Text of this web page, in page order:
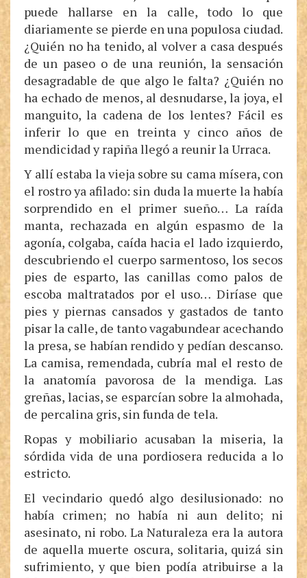
puede hallarse en la calle, todo lo que
diariamente se pierde en una populosa ciudad.
¿Quién no ha tenido, al volver a casa después
de un paseo o de una reunión, la sensación
desagradable de que algo le falta? ¿Quién no
ha echado de menos, al desnudarse, la joya, el
manguito, la cadena de los lentes? Fácil es
inferir lo que en treinta y cinco años de
mendicidad y rapiña llegó a reunir la Urraca.
Y allí estaba la vieja sobre su cama mísera, con
el rostro ya afilado: sin duda la muerte la había
sorprendido en el primer sueño… La raída
manta, rechazada en algún espasmo de la
agonía, colgaba, caída hacia el lado izquierdo,
descubriendo el cuerpo sarmentoso, los secos
pies de esparto, las canillas como palos de
escoba maltratados por el uso… Diríase que
pies y piernas cansados y gastados de tanto
pisar la calle, de tanto vagabundear acechando
la presa, se habían rendido y pedían descanso.
La camisa, remendada, cubría mal el resto de
la anatomía pavorosa de la mendiga. Las
greñas, lacias, se esparcían sobre la almohada,
de percalina gris, sin funda de tela.
Ropas y mobiliario acusaban la miseria, la
sórdida vida de una pordiosera reducida a lo
estricto.
El vecindario quedó algo desilusionado: no
había crimen; no había ni aun delito; ni
asesinato, ni robo. La Naturaleza era la autora
de aquella muerte oscura, solitaria, quizá sin
sufrimiento, y que bien podía atribuirse a la